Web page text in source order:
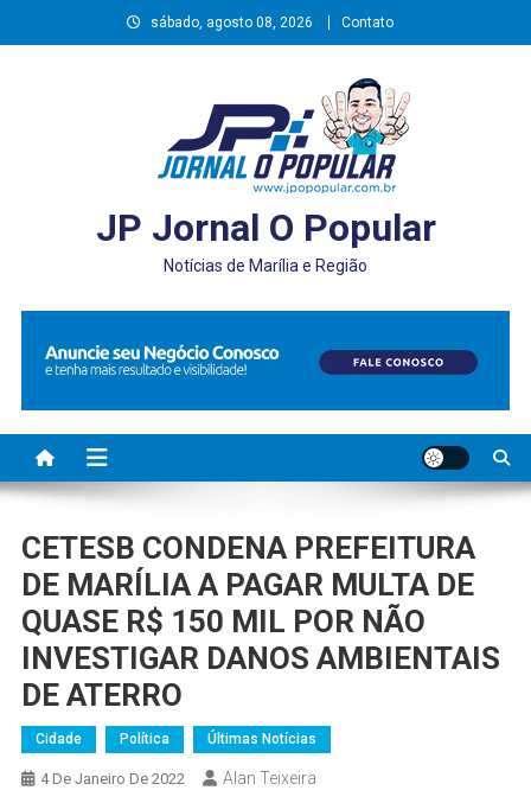
to
sábado, agosto 08, 2026 Contato
JP Jornal O Popular
Notícias de Marília e Região
CETESB CONDENA PREFEITURA
DE MARÍLIA A PAGAR MULTA DE
QUASE R$ 150 MIL POR NÃO
INVESTIGAR DANOS AMBIENTAIS
DE ATERRO
Cidade Política Últimas Notícias
4 De Janeiro De 2022 Alan Teixeira